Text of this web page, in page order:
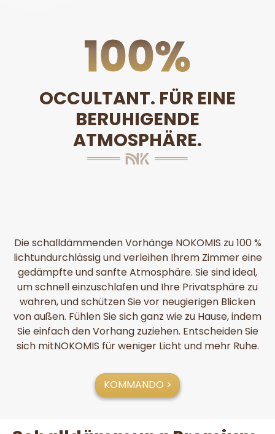
100%
OCCULTANT. FÜR EINE
BERUHIGENDE
ATMOSPHÄRE.
Die schalldämmenden Vorhänge NOKOMIS zu 100 %
lichtundurchlässig und verleihen Ihrem Zimmer eine
gedämpfte und sanfte Atmosphäre. Sie sind ideal,
um schnell einzuschlafen und Ihre Privatsphäre zu
wahren, und schützen Sie vor neugierigen Blicken
von außen. Fühlen Sie sich ganz wie zu Hause, indem
Sie einfach den Vorhang zuziehen. Entscheiden Sie
sich mitNOKOMIS für weniger Licht und mehr Ruhe.
KOMMANDO >